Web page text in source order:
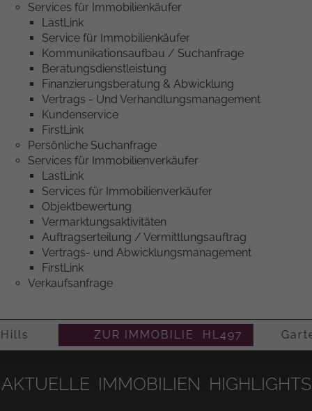
Services für Immobilienkäufer
LastLink
Service für Immobilienkäufer
Kommunikationsaufbau / Suchanfrage
Beratungsdienstleistung
Finanzierungsberatung & Abwicklung
Vertrags - Und Verhandlungsmanagement
Kundenservice
FirstLink
Persönliche Suchanfrage
Services für Immobilienverkäufer
LastLink
Services für Immobilienverkäufer
Objektbewertung
Vermarktungsaktivitäten
Auftragserteilung / Vermittlungsauftrag
Vertrags- und Abwicklungsmanagement
FirstLink
Verkaufsanfrage
Hills ZUR IMMOBILIE HL497
AKTUELLE IMMOBILIEN HIGHLIGHTS